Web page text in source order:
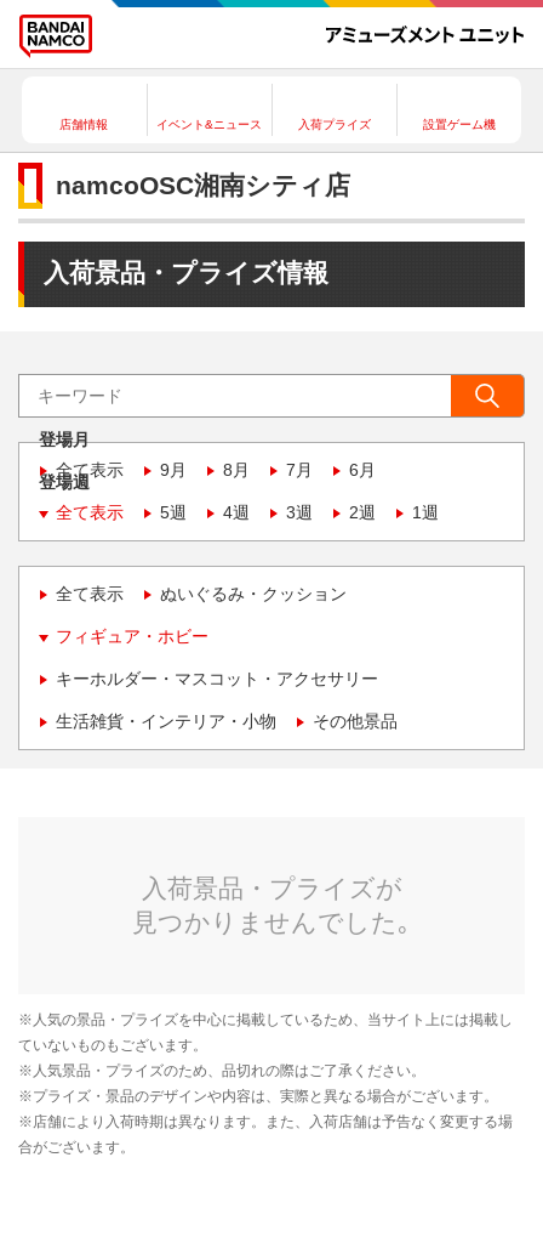
店舗情報 イベント&ニュース 入荷プライズ 設置ゲーム機
namcoOSC湘南シティ店
入荷景品・プライズ情報
登場月
全て表示
9月 8月 7月 6月
登場週
全て表示
5週 4週 3週 2週 1週
全て表示 ぬいぐるみ・クッション
フィギュア・ホビー
キーホルダー・マスコット・アクセサリー
生活雑貨・インテリア・小物 その他景品